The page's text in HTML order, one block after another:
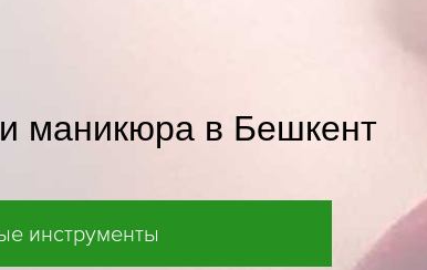
маникюра в Бешкент
инструменты